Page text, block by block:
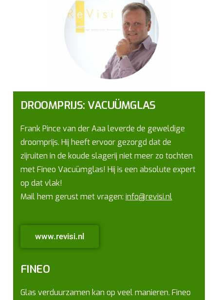
DROOMPRIJS: VACUÜMGLAS
Frank Pince van der Aaa leverde de geweldige
droomprijs. Hij heeft ervoor gezorgd dat de
zijruiten in de koude slagerij niet meer zo tochten
met Fineo Vacuümglas! Hij is een absolute expert
op dat vlak!
Mail hem gerust met vragen: info@revisi.nl
www.revisi.nl
FINEO
Glas verduurzamen kan op veel manieren. Fineo